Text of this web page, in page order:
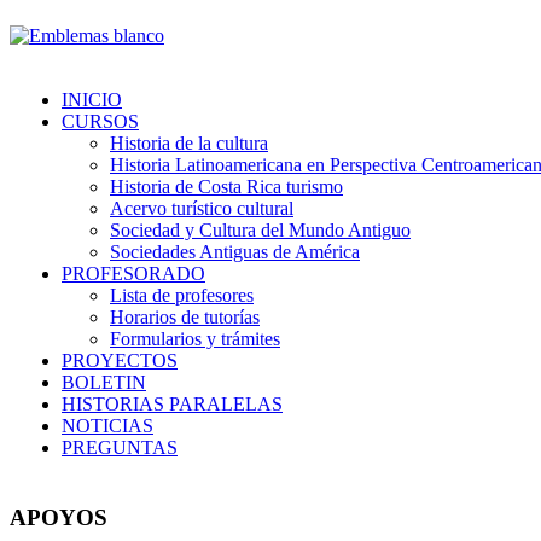
INICIO
CURSOS
Historia de la cultura
Historia Latinoamericana en Perspectiva
Historia de Costa Rica turismo
Acervo turístico cultural
Sociedad y Cultura del Mundo Antiguo
Sociedades Antiguas de América
PROFESORADO
Lista de profesores
Horarios de tutorías
Formularios y trámites
PROYECTOS
BOLETIN
HISTORIAS PARALELAS
NOTICIAS
PREGUNTAS
APOYOS